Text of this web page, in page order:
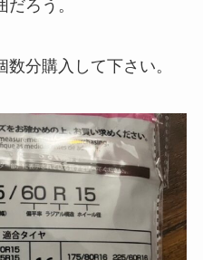
ろう。
分購入して下さい。